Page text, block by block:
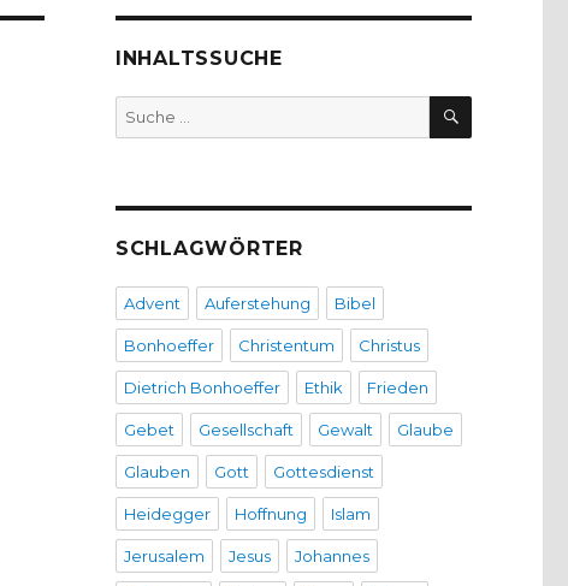
INHALTSSUCHE
Suche
nach:
SUCHEN
SCHLAGWÖRTER
Advent Auferstehung Bibel
Bonhoeffer Christentum Christus
Dietrich Bonhoeffer Ethik Frieden
Gebet Gesellschaft Gewalt Glaube
Glauben Gott Gottesdienst
Heidegger Hoffnung Islam
Jerusalem Jesus Johannes